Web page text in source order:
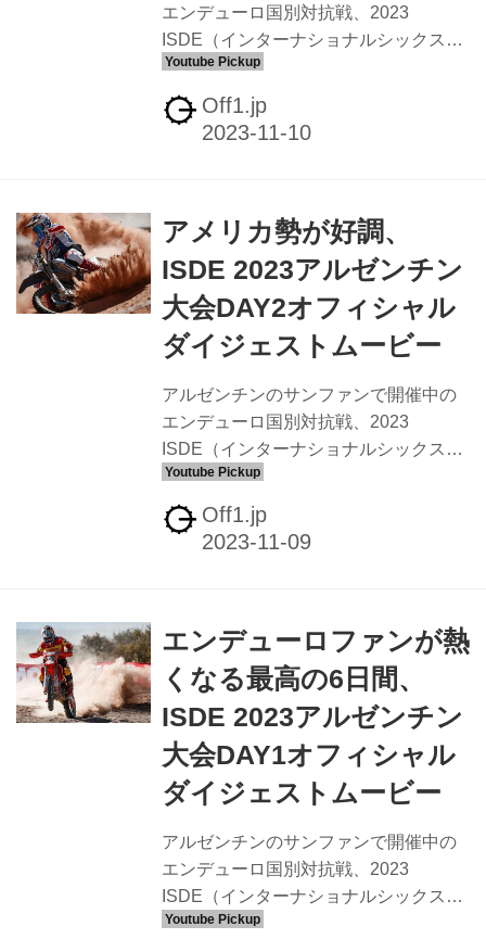
エンデューロ国別対抗戦、2023
ISDE（インターナショナルシックスデ
イズエンデューロ）DA32のオフィシャ
ルダイジェストムービーです。DAY1、
DAY2のエントリには1時間近くのLIVE
しています。 エンデューロファンが熱
くなる最高の6日間、ISDE 2023アルゼ
ンチン大会DAY1オフィシャルダイジェ
ストムービー - Off1.jp（オフワン・ドッ
ト・ジェイピー） アルゼンチンのサン
ファンで開催中のエンデューロ国別対
抗戦、2023 ISDE（...
Off1.jp
アメリカ勢が好調、
ISDE 2023アルゼンチン
大会DAY2オフィシャル
ダイジェストムービー
アルゼンチンのサンファンで開催中の
エンデューロ国別対抗戦、2023
ISDE（インターナショナルシックスデ
イズエンデューロ）DAY2のオフィシャ
ルダイジェストムービーが公開されて
います。ワールドトロフィー部門で初
も好成績を出しています。ジュニア部
門ではスウェーデンが引き続き堅調。
エンデューロファンが熱くなる最高の6
日間、ISDE 2023アルゼンチン大会
DAY1オフィシャルダイジェストムービ
ー - Off1.jp（オフワン・ドット・ジェイ
ピー） アルゼンチンのサンファンで開
Off1.jp
エンデューロファンが熱
くなる最高の6日間、
ISDE 2023アルゼンチン
大会DAY1オフィシャル
ダイジェストムービー
アルゼンチンのサンファンで開催中の
エンデューロ国別対抗戦、2023
ISDE（インターナショナルシックスデ
イズエンデューロ）DAY1のオフィシャ